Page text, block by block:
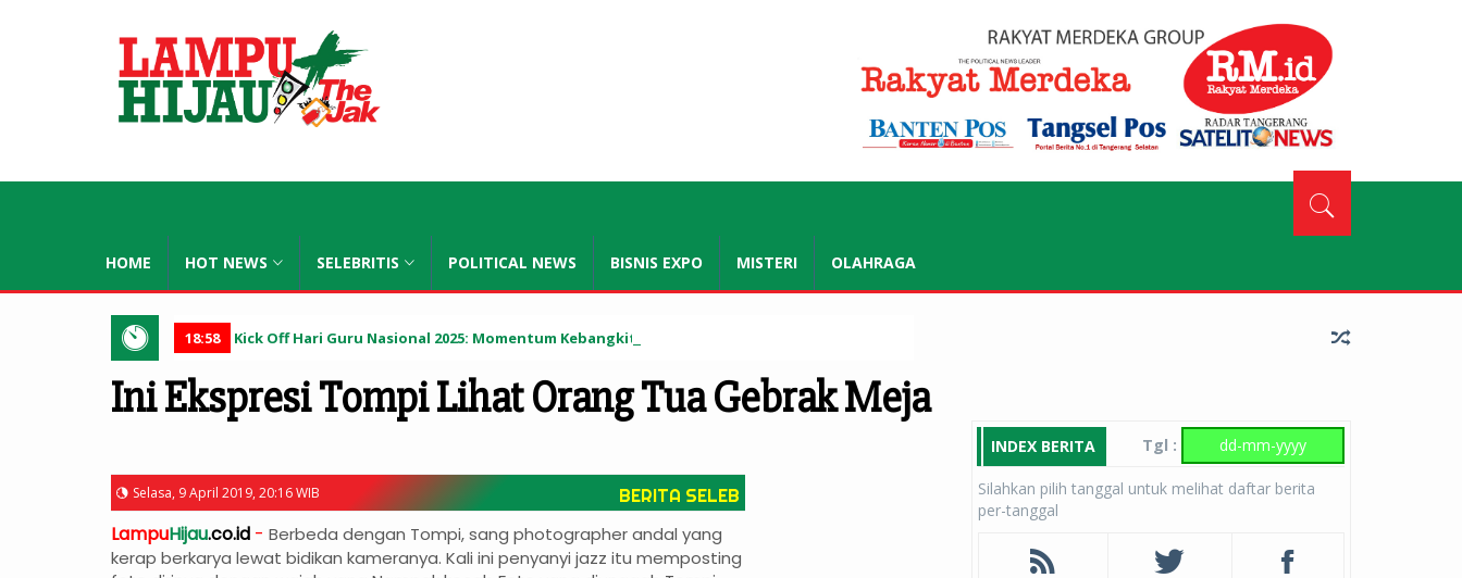
HOME HOT NEWS SELEBRITIS POLITICAL NEWS BISNIS EXPO MISTERI OLAHRAGA
18:58 Kick Off Hari Guru Nasional 2025: Momentum Kebangkitan Pendidikan Madrasah
Ini Ekspresi Tompi Lihat Orang Tua Gebrak Meja
Selasa, 9 April 2019, 20:16 WIB BERITA SELEB
LampuHijau.co.id - Berbeda dengan Tompi, sang photographer andal yang
kerap berkarya lewat bidikan kameranya. Kali ini penyanyi jazz itu memposting
INDEX BERITA Tgl :
Silahkan pilih tanggal untuk melihat daftar berita
per-tanggal